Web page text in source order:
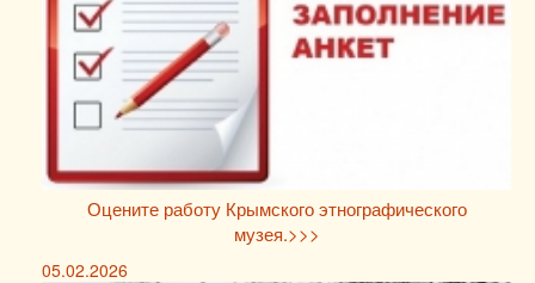
Оцените работу Крымского этнографического
музея.>>>
05.02.2026